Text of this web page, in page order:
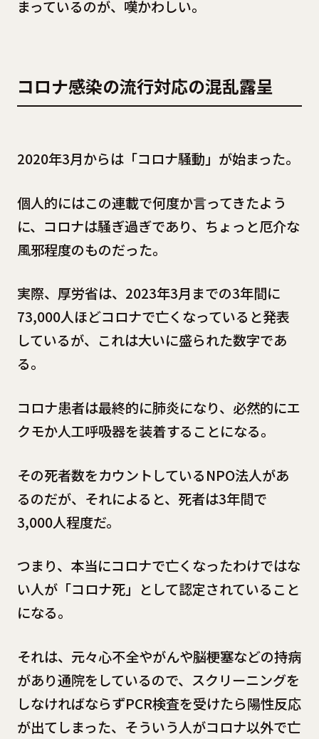
まっているのが、嘆かわしい。
コロナ感染の流行対応の混乱露呈
2020年3月からは「コロナ騒動」が始まった。
個人的にはこの連載で何度か言ってきたよう
に、コロナは騒ぎ過ぎであり、ちょっと厄介な
風邪程度のものだった。
実際、厚労省は、2023年3月までの3年間に
73,000人ほどコロナで亡くなっていると発表
しているが、これは大いに盛られた数字であ
る。
コロナ患者は最終的に肺炎になり、必然的にエ
クモか人工呼吸器を装着することになる。
その死者数をカウントしているNPO法人があ
るのだが、それによると、死者は3年間で
3,000人程度だ。
つまり、本当にコロナで亡くなったわけではな
い人が「コロナ死」として認定されていること
になる。
それは、元々心不全やがんや脳梗塞などの持病
があり通院をしているので、スクリーニングを
しなければならずPCR検査を受けたら陽性反応
が出てしまった、そういう人がコロナ以外で亡